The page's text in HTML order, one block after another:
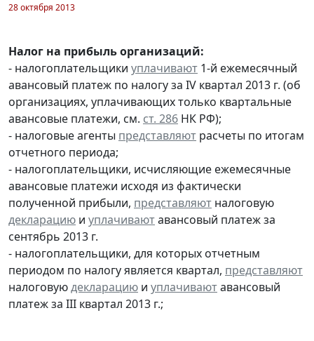
28 октября 2013
Налог на прибыль организаций:
- налогоплательщики уплачивают 1-й ежемесячный
авансовый платеж по налогу за IV квартал 2013 г. (об
организациях, уплачивающих только квартальные
авансовые платежи, см. ст. 286 НК РФ);
- налоговые агенты представляют расчеты по итогам
отчетного периода;
- налогоплательщики, исчисляющие ежемесячные
авансовые платежи исходя из фактически
полученной прибыли, представляют налоговую
декларацию и уплачиваютавансовый платеж за
сентябрь 2013 г.
- налогоплательщики, для которых отчетным
периодом по налогу является квартал, представляют
налоговуюдекларацию и уплачиваютавансовый
платеж за III квартал 2013 г.;